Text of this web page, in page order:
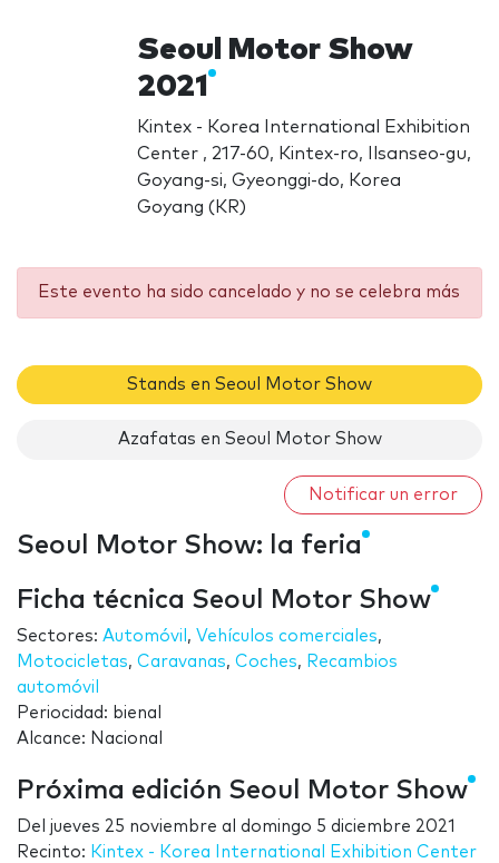
Seoul Motor Show
2021
Kintex - Korea International Exhibition
Center , 217-60, Kintex-ro, Ilsanseo-gu,
Goyang-si, Gyeonggi-do, Korea
Goyang (KR)
Este evento ha sido cancelado y no se celebra más
Stands en Seoul Motor Show
Azafatas en Seoul Motor Show
Notificar un error
Seoul Motor Show: la feria
Ficha técnica Seoul Motor Show
Sectores: Automóvil , Vehículos comerciales,
Motocicletas, Caravanas, Coches, Recambios
automóvil
Periocidad: bienal
Alcance: Nacional
Próxima edición Seoul Motor Show
Del jueves 25 noviembre al domingo 5 diciembre 2021
Recinto: Kintex - Korea International Exhibition Center